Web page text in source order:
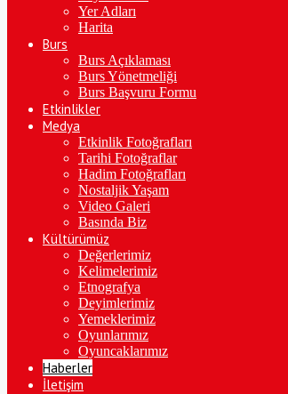
Yer Adları
Harita
Burs
Burs Açıklaması
Burs Yönetmeliği
Burs Başvuru Formu
Etkinlikler
Medya
Etkinlik Fotoğrafları
Tarihi Fotoğraflar
Hadim Fotoğrafları
Nostaljik Yaşam
Video Galeri
Basında Biz
Kültürümüz
Değerlerimiz
Kelimelerimiz
Etnografya
Deyimlerimiz
Yemeklerimiz
Oyunlarımız
Oyuncaklarımız
Haberler
İletişim